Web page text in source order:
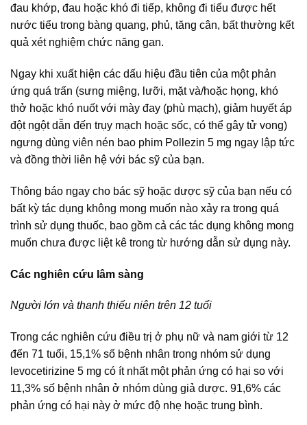
đau khớp, đau hoặc khó đi tiếp, không đi tiểu được hết
nước tiểu trong bàng quang, phủ, tăng cân, bất thường kết
quả xét nghiệm chức năng gan.
Ngay khi xuất hiện các dấu hiệu đầu tiên của một phản
ứng quá trấn (sưng miệng, lưỡi, mặt và/hoặc họng, khó
thở hoặc khó nuốt với mày đay (phù mạch), giảm huyết áp
đột ngột dẫn đến trụy mạch hoặc sốc, có thể gây tử vong)
ngưng dùng viên nén bao phim Pollezin 5 mg ngay lập tức
và đồng thời liên hệ với bác sỹ của bạn.
Thông báo ngay cho bác sỹ hoặc dược sỹ của bạn nếu có
bất kỳ tác dụng không mong muốn nào xảy ra trong quá
trình sử dụng thuốc, bao gồm cả các tác dụng không mong
muốn chưa được liệt kê trong từ hướng dẫn sử dụng này.
Các nghiên cứu lâm sàng
Người lớn và thanh thiếu niên trên 12 tuổi
Trong các nghiên cứu điều trị ở phụ nữ và nam giới từ 12
đến 71 tuổi, 15,1% số bệnh nhân trong nhóm sử dụng
levocetirizine 5 mg có ít nhất một phản ứng có hại so với
11,3% số bệnh nhân ở nhóm dùng giả dược. 91,6% các
phản ứng có hại này ở mức độ nhẹ hoặc trung bình.